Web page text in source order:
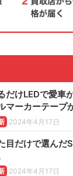
だけLEDで愛車
マーカーテープ
2024年4月17日
目だけで選んだ
2024年4月17日